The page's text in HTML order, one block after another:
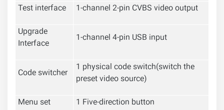
Test interface
1-channel 2-pin CVBS video output
Upgrade
Interface
1-channel 4-pin USB input
Code switcher
1 physical code switch(switch the
preset video source)
Menu set
1 Five-direction button